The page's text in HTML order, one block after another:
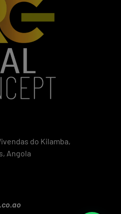
do Kilamba,
Angola